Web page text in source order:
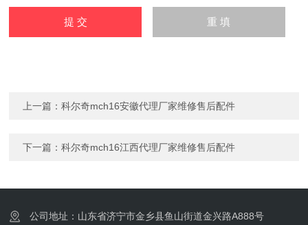
上一篇：科尔奇mch16安徽代理厂家维修售后配件
下一篇：科尔奇mch16江西代理厂家维修售后配件
公司地址：山东省济宁市金乡县鱼山街道金兴路A888号